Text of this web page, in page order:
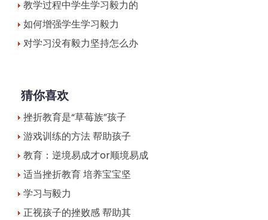
教学过程中学生学习毅力的
如何增强学生学习毅力
对学习没有毅力坚持怎么办
猜你喜欢
挫折教育是“草莓族”孩子
游戏训练的方法 帮助孩子
教育：逆境易成才or顺境易成
适当挫折教育 培养宝宝坚
学习与毅力
正视孩子的挫败感 帮助其